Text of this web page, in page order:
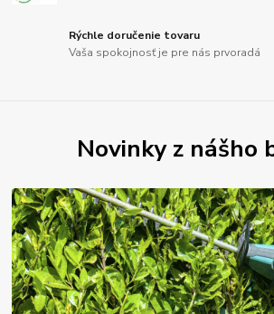
Rýchle doručenie tovaru
Vaša spokojnosť je pre nás prvoradá
Novinky z nášho